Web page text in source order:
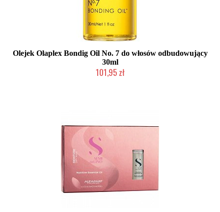
Olejek Olaplex Bondig Oil No. 7 do włosów odbudowujący
30ml
101,95 zł